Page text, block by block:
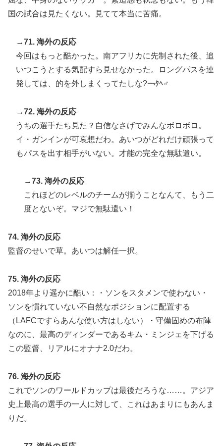
国の試合は見たくない。見てて本当に苦痛。
→71. 海外の反応
今回はもっと酷かった。南アフリカに先制された後、追
いつこうとする気配すら見せなかった。ロングパスを連
発しては、的を外しまくってたしな?￢ﾀﾍ♂️
→72. 海外の反応
うちの選手たち見た？自信なさげでみんなボロボロ。
イ・ガンインが可哀想だわ。あいつがどれだけ頑張って
もパスを出す相手がいない。才能の完全な無駄遣い。
→73. 海外の反応
これほどのレベルのチームが揃うことなんて、もう二
度とないぞ。マジで無駄遣い！
74. 海外の反応
監督のせいで草。あいつは解任一択。
75. 海外の反応
2018年より遥かに酷い：・ソンをスタメンで使わない・
ソンを慣れていない不自然なポジションに配置する
（LAFCですらあんな使い方はしない）・守備固めの布陣
なのに、最高のディンダーであるキム・ミンジェを下げる
この監督、リアルにオナナ2.0だわ。
76. 海外の反応
これでソンのワールドカップは最後だろうな……。アジア
史上最高の選手の一人に対して、これはあまりにもあんま
りだ。